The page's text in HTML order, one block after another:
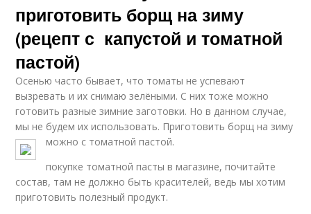
приготовить борщ на зиму
(рецепт с капустой и томатной
пастой)
Осенью часто бывает, что томаты не успевают
вызревать и их снимаю зелёными. С них тоже можно
готовить разные зимние заготовки. Но в данном случае,
мы не будем их использовать. Приготовить борщ на зиму
можно с томатной пастой.
покупке томатной пасты в магазине, почитайте
состав, там не должно быть красителей, ведь мы хотим
приготовить полезный продукт.